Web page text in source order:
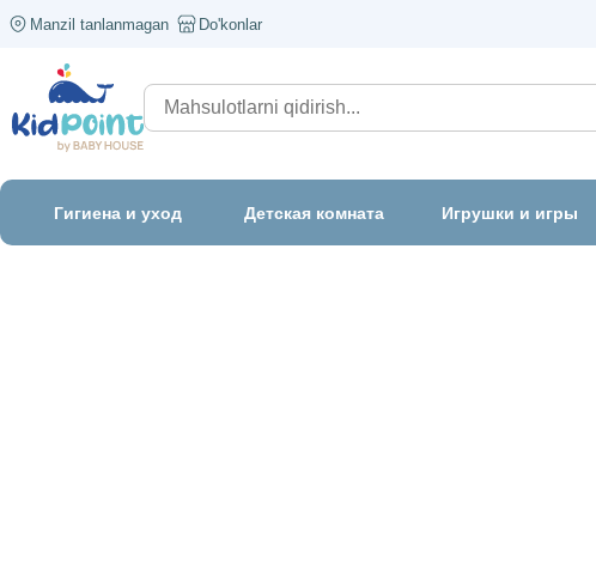
Manzil tanlanmagan Do'konlar
Гигиена и уход Детская комната Игрушки и игры